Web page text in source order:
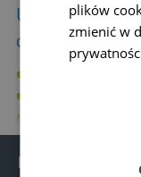
Uchwyt
odpowiedni do
: Pajero
UWAGA:
Przed
Informacje
plików
zmienić w